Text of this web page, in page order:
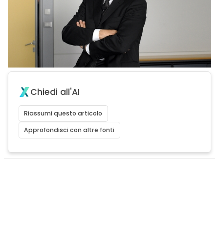
Chiedi all'AI
Riassumi questo articolo
Approfondisci con altre fonti